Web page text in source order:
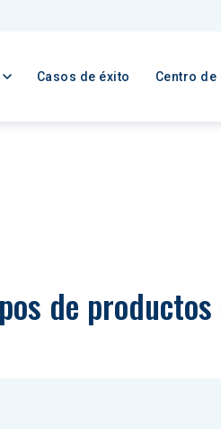
Casos de éxito Centro
de